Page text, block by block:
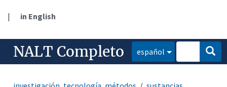
| in English
NALT Completo español